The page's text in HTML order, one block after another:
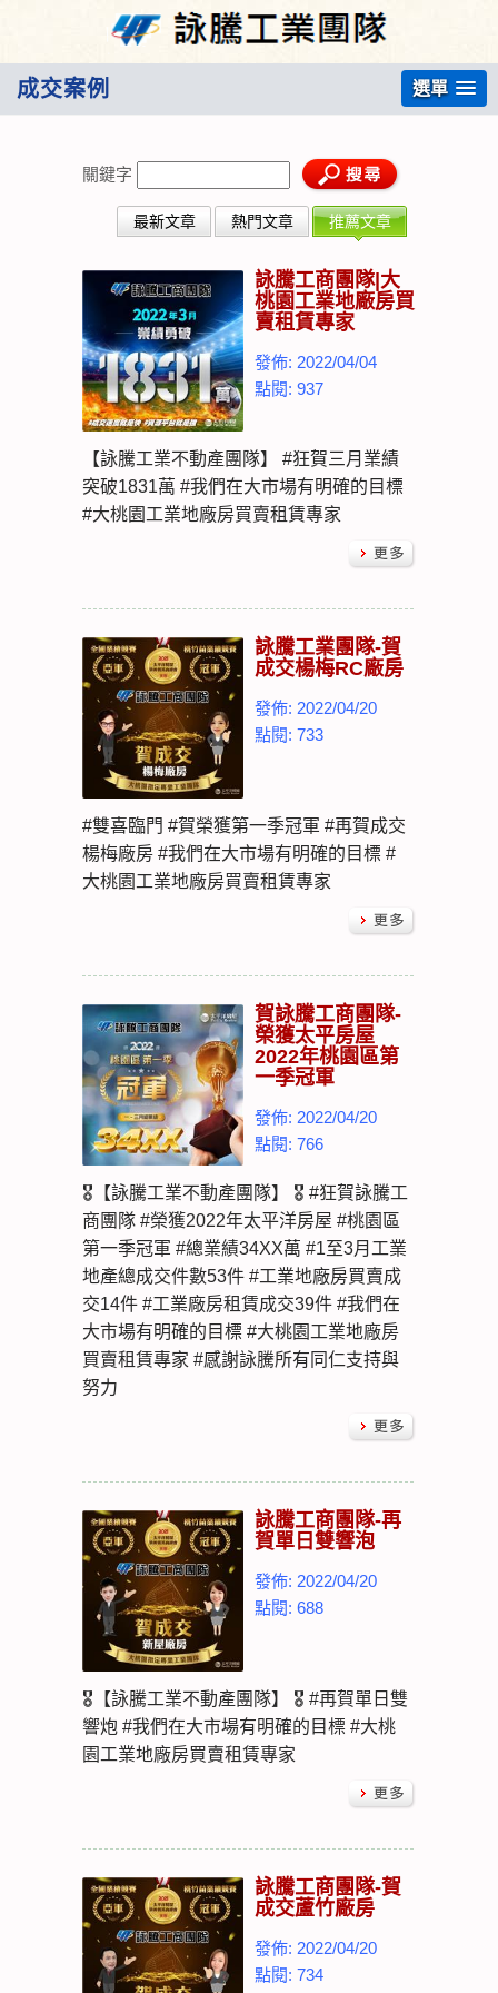
成交案例 選單
關鍵字
最新文章 熱門文章 推薦文章
詠騰工商團隊|大
桃園工業地廠房買
賣租賃專家
發佈: 2022/04/04
點閱: 937
【詠騰工業不動產團隊】 #狂賀三月業績
突破1831萬 #我們在大市場有明確的目標
#大桃園工業地廠房買賣租賃專家
詠騰工業團隊-賀
成交楊梅RC廠房
發佈: 2022/04/20
點閱: 733
#雙喜臨門 #賀榮獲第一季冠軍 #再賀成交
楊梅廠房 #我們在大市場有明確的目標 #
大桃園工業地廠房買賣租賃專家
賀詠騰工商團隊-
榮獲太平房屋
2022年桃園區第
一季冠軍
發佈: 2022/04/20
點閱: 766
🎖【詠騰工業不動產團隊】 🎖 #狂賀詠騰工
商團隊 #榮獲2022年太平洋房屋 #桃園區
第一季冠軍 #總業績34XX萬 #1至3月工業
地產總成交件數53件 #工業地廠房買賣成
交14件 #工業廠房租賃成交39件 #我們在
大市場有明確的目標 #大桃園工業地廠房
買賣租賃專家 #感謝詠騰所有同仁支持與
努力
詠騰工商團隊-再
賀單日雙響泡
發佈: 2022/04/20
點閱: 688
🎖【詠騰工業不動產團隊】 🎖 #再賀單日雙
響炮 #我們在大市場有明確的目標 #大桃
園工業地廠房買賣租賃專家
詠騰工商團隊-賀
成交蘆竹廠房
發佈: 2022/04/20
點閱: 734